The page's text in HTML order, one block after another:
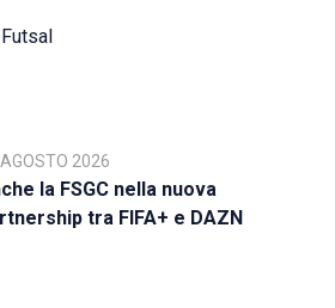
2026
la FSGC nella nuova
tra FIFA+ e DAZN